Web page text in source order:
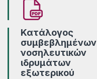
Κατάλογος
συμβεβλημένων
νοσηλευτικών
ιδρυμάτων
εξωτερικού